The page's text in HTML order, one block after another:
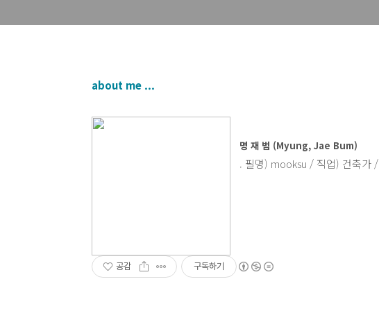
about me ...
명 재 범 (Myung, Jae Bum)
. 필명) mooksu / 직업) 건축가 /
공감 구독하기